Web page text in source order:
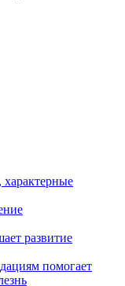
развитие
помогает